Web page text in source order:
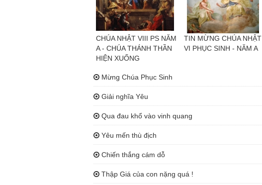
CHÚA NHẬT VIII PS NĂM
A - CHÚA THÁNH THẦN
HIỆN XUỐNG
TIN MỪNG CHÚA NHẬT
VI PHỤC SINH - NĂM A
Mừng Chúa Phục Sinh
Giải nghĩa Yêu
Qua đau khổ vào vinh quang
Yêu mến thù địch
Chiến thắng cám dỗ
Thập Giá của con nặng quá !